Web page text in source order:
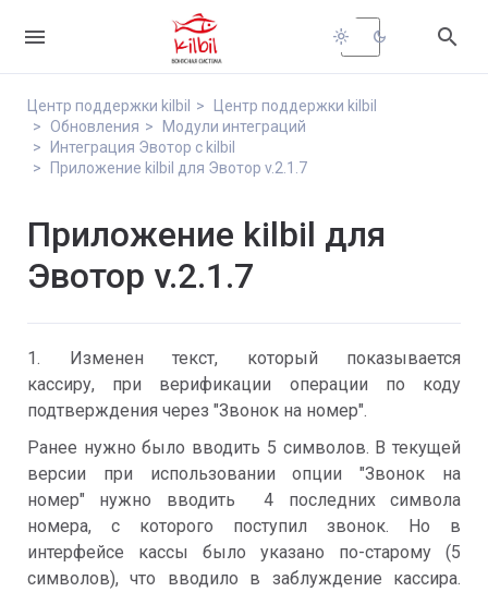
 light_mode dark_mode 
Центр поддержки kilbil
Центр поддержки kilbil
Обновления
Модули интеграций
Интеграция Эвотор с kilbil
Приложение kilbil для Эвотор v.2.1.7
Приложение kilbil для
Эвотор v.2.1.7
1. Изменен текст, который показывается
кассиру, при верификации операции по коду
подтверждения через "Звонок на номер".
Ранее нужно было вводить 5 символов. В текущей
версии при использовании опции "Звонок на
номер" нужно вводить 4 последних символа
номера, с которого поступил звонок. Но в
интерфейсе кассы было указано по-старому (5
символов), что вводило в заблуждение кассира.